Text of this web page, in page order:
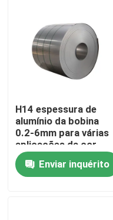
H14 espessura de
alumínio da bobina
0.2-6mm para várias
aplicações da cor
Enviar inquérito